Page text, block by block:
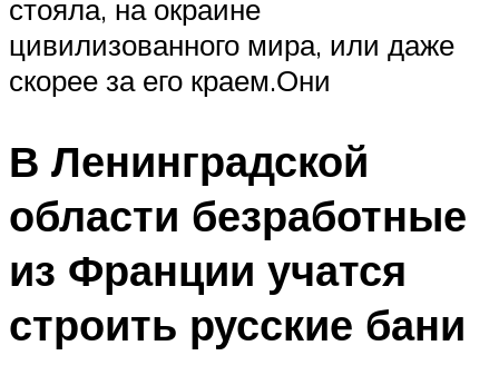
стояла, на окраине
цивилизованного мира, или даже
скорее за его краем.Они
В Ленинградской
области безработные
из Франции учатся
строить русские бани